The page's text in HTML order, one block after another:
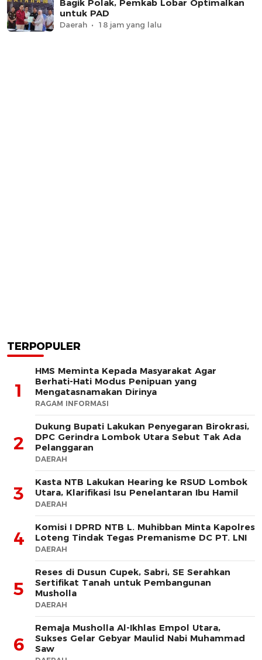
Bagik Polak, Pemkab Lobar Optimalkan
untuk PAD
Daerah 18 jam yang lalu
TERPOPULER
1
HMS Meminta Kepada Masyarakat Agar
Berhati-Hati Modus Penipuan yang
Mengatasnamakan Dirinya
RAGAM INFORMASI
2
Dukung Bupati Lakukan Penyegaran Birokrasi,
DPC Gerindra Lombok Utara Sebut Tak Ada
Pelanggaran
DAERAH
3
Kasta NTB Lakukan Hearing ke RSUD Lombok
Utara, Klarifikasi Isu Penelantaran Ibu Hamil
DAERAH
4
Komisi I DPRD NTB L. Muhibban Minta Kapolres
Loteng Tindak Tegas Premanisme DC PT. LNI
DAERAH
5
Reses di Dusun Cupek, Sabri, SE Serahkan
Sertifikat Tanah untuk Pembangunan
Musholla
DAERAH
6
Remaja Musholla Al-Ikhlas Empol Utara,
Sukses Gelar Gebyar Maulid Nabi Muhammad
Saw